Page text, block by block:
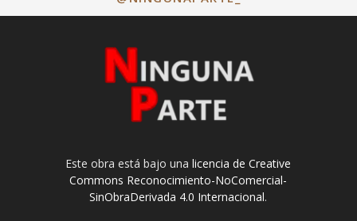
Este obra está bajo unalicencia de Creative
Commons Reconocimiento-NoComercial-
SinObraDerivada 4.0 Internacional.